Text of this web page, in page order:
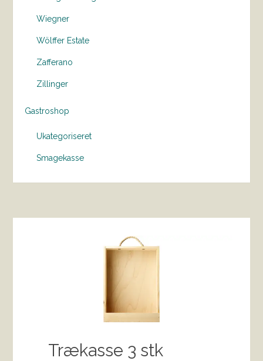
Wiegner
Wölffer Estate
Zafferano
Zillinger
Gastroshop
Ukategoriseret
Smagekasse
Trækasse 3 stk